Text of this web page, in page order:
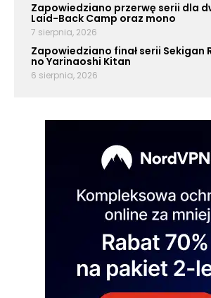
Zapowiedziano przerwę serii dla
Laid-Back Camp oraz mono
7 sierpnia, 2026
Zapowiedziano finał serii Sekigan
no Yarinaoshi Kitan
6 sierpnia, 2026